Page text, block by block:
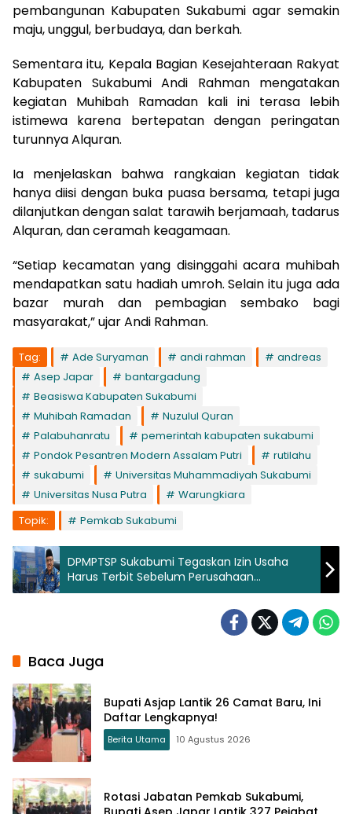
pembangunan Kabupaten Sukabumi agar semakin
maju, unggul, berbudaya, dan berkah.
Sementara itu, Kepala Bagian Kesejahteraan Rakyat
Kabupaten Sukabumi Andi Rahman mengatakan
kegiatan Muhibah Ramadan kali ini terasa lebih
istimewa karena bertepatan dengan peringatan
turunnya Alquran.
Ia menjelaskan bahwa rangkaian kegiatan tidak
hanya diisi dengan buka puasa bersama, tetapi juga
dilanjutkan dengan salat tarawih berjamaah, tadarus
Alquran, dan ceramah keagamaan.
“Setiap kecamatan yang disinggahi acara muhibah
mendapatkan satu hadiah umroh. Selain itu juga ada
bazar murah dan pembagian sembako bagi
masyarakat,” ujar Andi Rahman.
Tag: Ade Suryaman andi rahman
andreas
Asep Japar
bantargadung
Beasiswa Kabupaten Sukabumi
Muhibah Ramadan
Nuzulul Quran
Palabuhanratu
pemerintah kabupaten sukabumi
Pondok Pesantren Modern Assalam Putri
rutilahu
sukabumi
Universitas Muhammadiyah Sukabumi
Universitas Nusa Putra
Warungkiara
Topik:
Pemkab Sukabumi
DPMPTSP Sukabumi Tegaskan Izin Usaha
Harus Terbit Sebelum Perusahaan
Beroperasi
Baca Juga
Bupati Asjap Lantik 26 Camat Baru, Ini
Daftar Lengkapnya!
Berita Utama 10 Agustus 2026
Rotasi Jabatan Pemkab Sukabumi,